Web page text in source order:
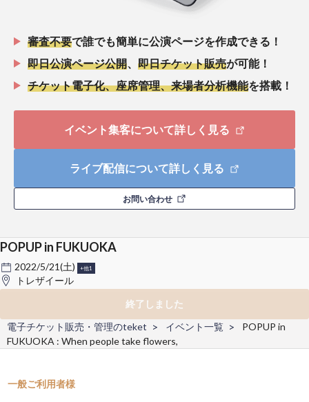
審査不要で誰でも簡単に公演ページを作成できる！
即日公演ページ公開
即日チケット販売が可能！
チケット電子化、座席管理、来場者分析機能を搭載！
イベント集客について詳しく見る
ライブ配信について詳しく見る
お問い合わせ
POPUP in FUKUOKA
2022/5/21(土) +他1
トレザイール
終了しました
電子チケット販売・管理のteket
イベント一覧
POPUP in
FUKUOKA : When people take flowers,
一般ご利用者様